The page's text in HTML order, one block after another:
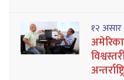
१२ असार